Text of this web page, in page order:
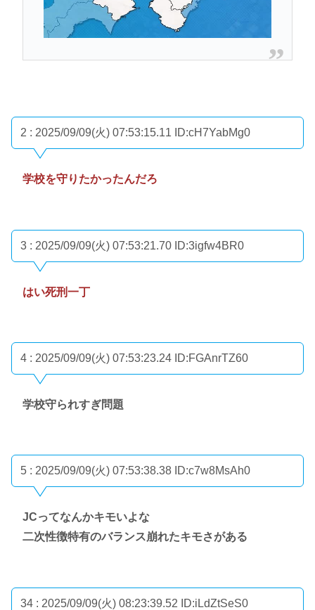
2 : 2025/09/09(火) 07:53:15.11 ID:cH7YabMg0
学校を守りたかったんだろ
3 : 2025/09/09(火) 07:53:21.70 ID:3igfw4BR0
はい死刑一丁
4 : 2025/09/09(火) 07:53:23.24 ID:FGAnrTZ60
学校守られすぎ問題
5 : 2025/09/09(火) 07:53:38.38 ID:c7w8MsAh0
JCってなんかキモいよな
二次性徴特有のバランス崩れたキモさがある
34 : 2025/09/09(火) 08:23:39.52 ID:iLdZtSeS0